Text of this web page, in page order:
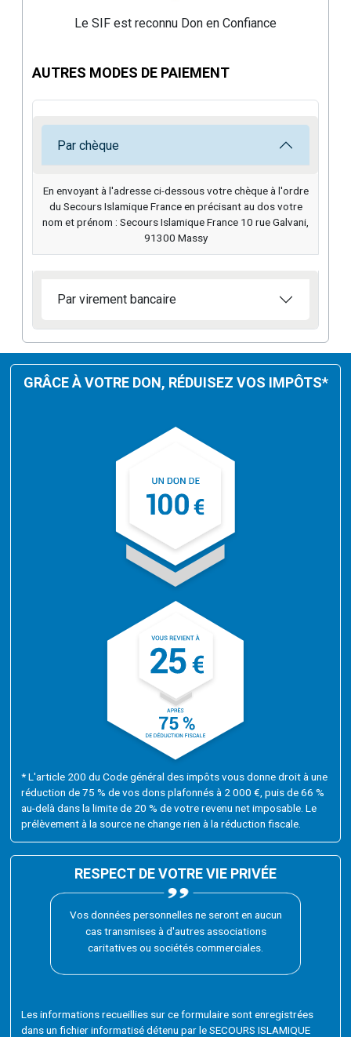
Le SIF est reconnu Don en Confiance
AUTRES MODES DE PAIEMENT
Par chèque
En envoyant à l'adresse ci-dessous votre chèque à l'ordre
du Secours Islamique France en précisant au dos votre
nom et prénom : Secours Islamique France 10 rue Galvani,
91300 Massy
Par virement bancaire
GRÂCE À VOTRE DON, RÉDUISEZ VOS IMPÔTS*
* L'article 200 du Code général des impôts vous donne droit à une
réduction de 75 % de vos dons plafonnés à 2 000 €, puis de 66 %
au-delà dans la limite de 20 % de votre revenu net imposable. Le
prélèvement à la source ne change rien à la réduction fiscale.
RESPECT DE VOTRE VIE PRIVÉE
Vos données personnelles ne seront en aucun
cas transmises à d'autres associations
caritatives ou sociétés commerciales.
Les informations recueillies sur ce formulaire sont enregistrées
dans un fichier informatisé détenu par le SECOURS ISLAMIQUE